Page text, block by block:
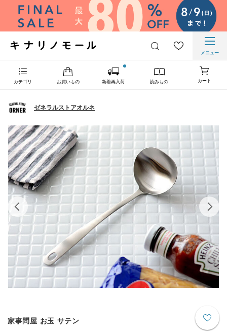
メニュー
カテゴリ お買いもの 新着再入荷 読みもの カート
ゼネラルストアオルネ
家事問屋 お玉 サテン